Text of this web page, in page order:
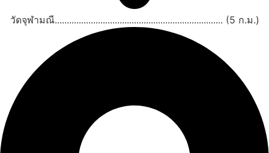
วัดจุฬามณี...................................................................... (5 ก.ม.)